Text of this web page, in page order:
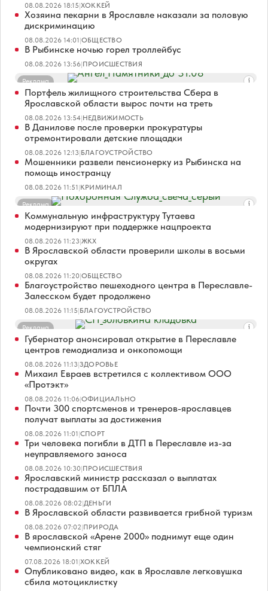
08.08.2026 18:15|ХОККЕЙ
Хозяина пекарни в Ярославле наказали за половую
дискриминацию
08.08.2026 14:01|ОБЩЕСТВО
В Рыбинске ночью горел троллейбус
08.08.2026 13:56|ПРОИСШЕСТВИЯ
Реклама
Портфель жилищного строительства Сбера в
Ярославской области вырос почти на треть
08.08.2026 13:54|НЕДВИЖИМОСТЬ
В Данилове после проверки прокуратуры
отремонтировали детские площадки
08.08.2026 12:13|БЛАГОУСТРОЙСТВО
Мошенники развели пенсионерку из Рыбинска на
помощь иностранцу
08.08.2026 11:51|КРИМИНАЛ
Реклама
Коммунальную инфраструктуру Тутаева
модернизируют при поддержке нацпроекта
08.08.2026 11:23|ЖКХ
В Ярославской области проверили школы в восьми
округах
08.08.2026 11:20|ОБЩЕСТВО
Благоустройство пешеходного центра в Переславле-
Залесском будет продолжено
08.08.2026 11:15|БЛАГОУСТРОЙСТВО
Реклама
Губернатор анонсировал открытие в Переславле
центров гемодиализа и онкопомощи
08.08.2026 11:13|ЗДОРОВЬЕ
Михаил Евраев встретился с коллективом ООО
«Протэкт»
08.08.2026 11:06|ОФИЦИАЛЬНО
Почти 300 спортсменов и тренеров-ярославцев
получат выплаты за достижения
08.08.2026 11:01|СПОРТ
Три человека погибли в ДТП в Переславле из-за
неуправляемого заноса
08.08.2026 10:30|ПРОИСШЕСТВИЯ
Ярославский министр рассказал о выплатах
пострадавшим от БПЛА
08.08.2026 08:02|ДЕНЬГИ
В Ярославской области развивается грибной туризм
08.08.2026 07:02|ПРИРОДА
В ярославской «Арене 2000» поднимут еще один
чемпионский стяг
07.08.2026 18:01|ХОККЕЙ
Опубликовано видео, как в Ярославле легковушка
сбила мотоциклистку